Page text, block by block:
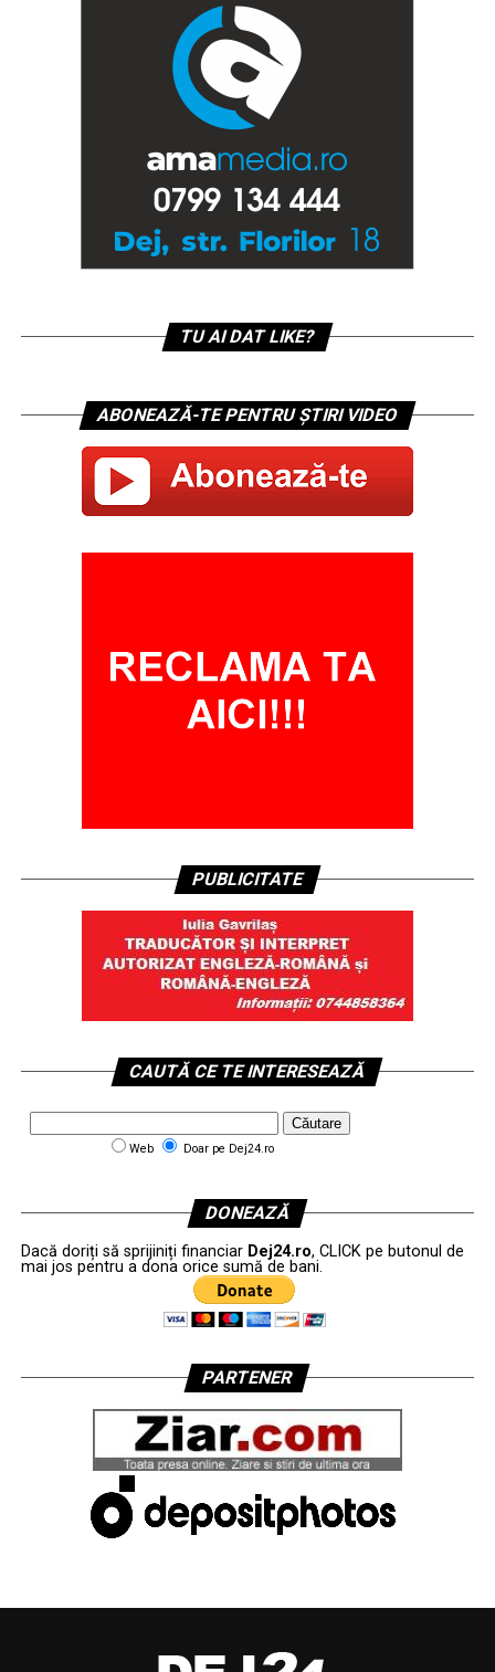
TU AI DAT LIKE?
ABONEAZĂ-TE PENTRU ȘTIRI VIDEO
PUBLICITATE
CAUTĂ CE TE INTERESEAZĂ
Web Doar pe Dej24.ro
DONEAZĂ
Dacă doriți să sprijiniți financiar Dej24.ro, CLICK pe butonul de
mai jos pentru a dona orice sumă de bani.
PARTENER